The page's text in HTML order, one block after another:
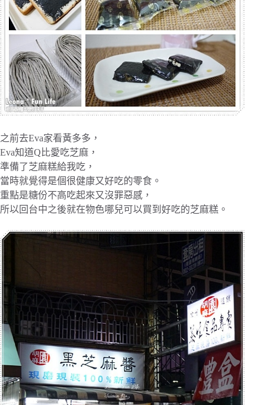
之前去Eva家看黃多多，
Eva知道Q比愛吃芝麻，
準備了芝麻糕給我吃，
當時就覺得是個很健康又好吃的零食。
重點是糖份不高吃起來又沒罪惡感，
所以回台中之後就在物色哪兒可以買到好吃的芝麻糕。